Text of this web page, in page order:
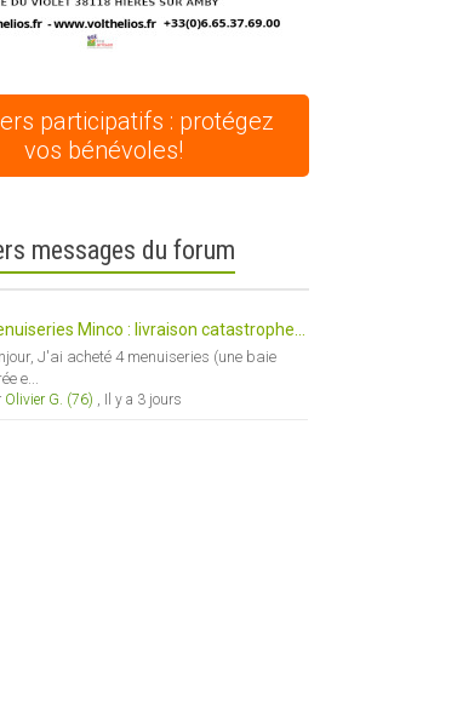
participatifs : protégez
vos bénévoles!
messages du forum
Minco : livraison catastrophe...
J'ai acheté 4 menuiseries (une baie
e...
Olivier G. (76) Il y a 3 jours